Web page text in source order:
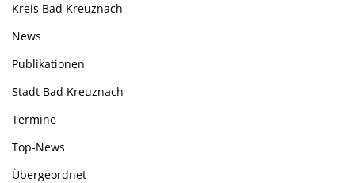
Kreis Bad Kreuznach
News
Publikationen
Stadt Bad Kreuznach
Termine
Top-News
Übergeordnet